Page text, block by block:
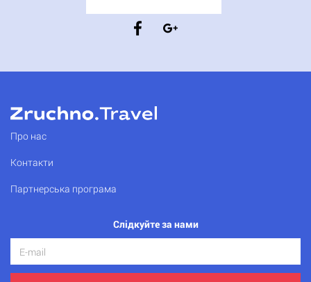
Про нас
Контакти
Партнерська програма
Слідкуйте за нами